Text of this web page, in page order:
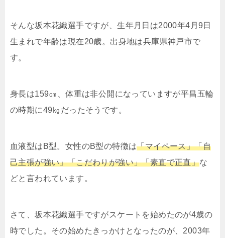
そんな坂本花織選手ですが、生年月日は2000年4月9日
生まれで年齢は現在20歳。出身地は兵庫県神戸市で
す。
身長は159㎝、体重は非公開になっていますが平昌五輪
の時期に49㎏だったそうです。
血液型はB型。女性のB型の特徴は「マイペース」「自
己主張が強い」「こだわりが強い」「素直で正直」な
どと言われています。
さて、坂本花織選手ですがスケートを始めたのが4歳の
時でした。その始めたきっかけとなったのが、2003年